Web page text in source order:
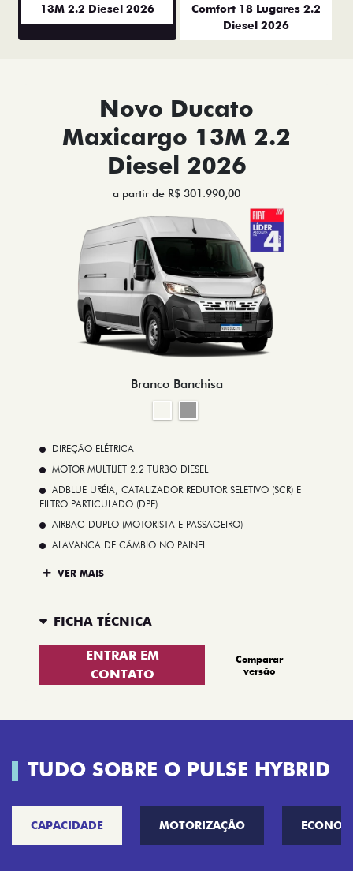
13M 2.2 Diesel 2026
Comfort 18 Lugares 2.2
Diesel 2026
Novo Ducato
Maxicargo 13M 2.2
Diesel 2026
a partir de R$ 301.990,00
Branco Banchisa
DIREÇÃO ELÉTRICA
MOTOR MULTIJET 2.2 TURBO DIESEL
ADBLUE URÉIA, CATALIZADOR REDUTOR SELETIVO (SCR) E
FILTRO PARTICULADO (DPF)
AIRBAG DUPLO (MOTORISTA E PASSAGEIRO)
ALAVANCA DE CÂMBIO NO PAINEL
VER MAIS
FICHA TÉCNICA
ENTRAR EM
CONTATO
Comparar
versão
TUDO SOBRE O PULSE HYBRID
CAPACIDADE MOTORIZAÇÃO